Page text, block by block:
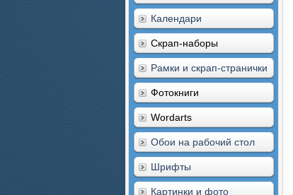
Календари
Скрап-наборы
Рамки и скрап-странички
Фотокниги
Wordarts
Обои на рабочий стол
Шрифты
Картинки и фото